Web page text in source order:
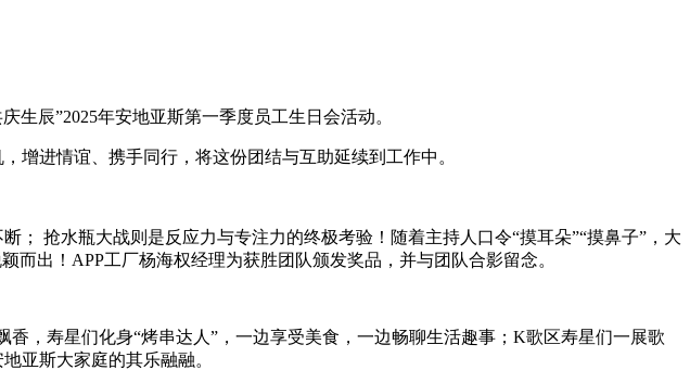
辰”2025年安地亚斯第一季度员工生日会活动。
增进情谊、携手同行，将这份团结与互助延续到工作中。
抢水瓶大战则是反应力与专注力的终极考验！随着主持人口令“摸耳朵”“摸鼻子”，大
而出！APP工厂杨海权经理为获胜团队颁发奖品，并与团队合影留念。
，寿星们化身“烤串达人”，一边享受美食，一边畅聊生活趣事；K歌区寿星们一展歌
亚斯大家庭的其乐融融。